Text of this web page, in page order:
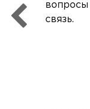
вопросы
связь.